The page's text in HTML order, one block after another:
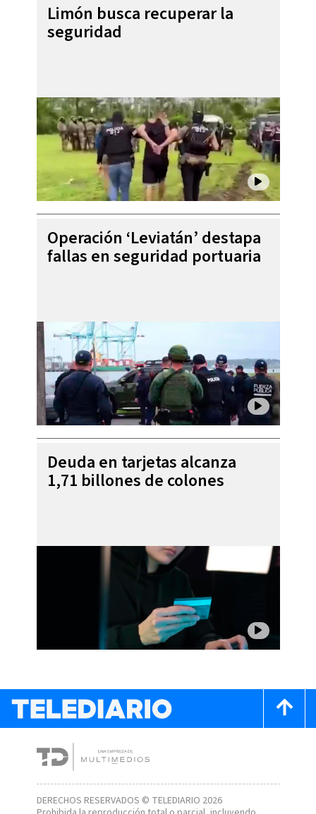
Limón busca recuperar la
seguridad
Operación ‘Leviatán’ destapa
fallas en seguridad portuaria
Deuda en tarjetas alcanza
1,71 billones de colones
DERECHOS RESERVADOS © TELEDIARIO 2026